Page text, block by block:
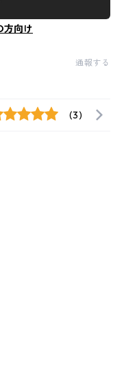
方向け
通報する
(3)